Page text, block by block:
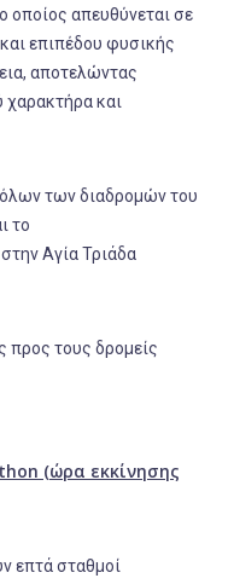
οποίος απευθύνεται σε
επιπέδου φυσικής
αποτελώντας
χαρακτήρα και
όλων των διαδρομών του
το
Αγία Τριάδα
προς τους δρομείς
(ώρα εκκίνησης
επτά σταθμοί